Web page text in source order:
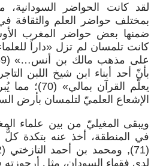
لقد كانت الحواضر السودانية،
بمختلف حواضر العلم والثقافة
كانت تلمسان لم تزل «داراً
بأنّ أحد أبناء ابن شيخ اللبن
يعلّم القرآن
الإشعاع العلميّ لتلمسان بأرض
ويبقى المغيليّ من بين علماء
في المنطقة، أخذ عنه بتكدة
لدى فقهاء السودان، مثل أرجوزته